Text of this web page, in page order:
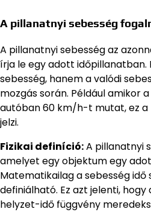
A pillanatnyi sebesség
A pillanatnyi sebesség az
írja le egy adott időpillanatban.
sebesség, hanem a valódi
mozgás során. Például amikor
autóban 60 km/h-t mutat, ez a
jelzi.
Fizikai definíció:A pillanatnyi
amelyet egy objektum egy
Matematikailag a sebesség
definiálható. Ez azt jelenti,
helyzet-idő függvény